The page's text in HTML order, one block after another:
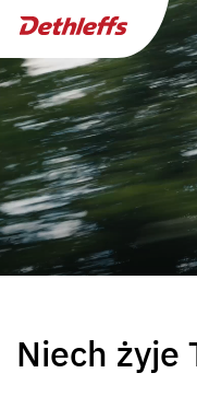
Przyczepy
Kampery
Camper Van
Oryginalne
Niech żyje
Wyszukiwarka